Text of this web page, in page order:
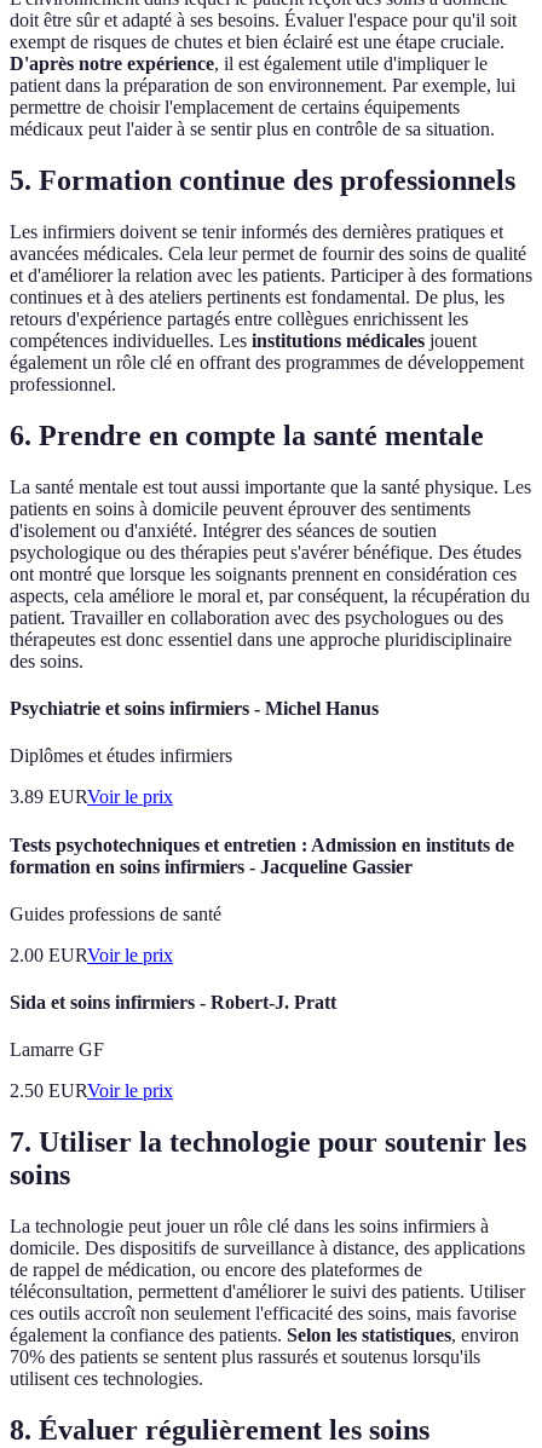
doit être sûr et adapté à ses besoins. Évaluer l'espace pour qu'il soit
exempt de risques de chutes et bien éclairé est une étape cruciale.
D'après notre expérience, il est également utile d'impliquer le
patient dans la préparation de son environnement. Par exemple, lui
permettre de choisir l'emplacement de certains équipements
médicaux peut l'aider à se sentir plus en contrôle de sa situation.
5. Formation continue des professionnels
Les infirmiers doivent se tenir informés des dernières pratiques et
avancées médicales. Cela leur permet de fournir des soins de qualité
et d'améliorer la relation avec les patients. Participer à des formations
continues et à des ateliers pertinents est fondamental. De plus, les
retours d'expérience partagés entre collègues enrichissent les
compétences individuelles. Les institutions médicales jouent
également un rôle clé en offrant des programmes de développement
professionnel.
6. Prendre en compte la santé mentale
La santé mentale est tout aussi importante que la santé physique. Les
patients en soins à domicile peuvent éprouver des sentiments
d'isolement ou d'anxiété. Intégrer des séances de soutien
psychologique ou des thérapies peut s'avérer bénéfique. Des études
ont montré que lorsque les soignants prennent en considération ces
aspects, cela améliore le moral et, par conséquent, la récupération du
patient. Travailler en collaboration avec des psychologues ou des
thérapeutes est donc essentiel dans une approche pluridisciplinaire
des soins.
Psychiatrie et soins infirmiers - Michel Hanus
Diplômes et études infirmiers
3.89 EURVoir le prix
Tests psychotechniques et entretien : Admission en instituts de
formation en soins infirmiers - Jacqueline Gassier
Guides professions de santé
2.00 EURVoir le prix
Sida et soins infirmiers - Robert-J. Pratt
Lamarre GF
2.50 EURVoir le prix
7. Utiliser la technologie pour soutenir les
soins
La technologie peut jouer un rôle clé dans les soins infirmiers à
domicile. Des dispositifs de surveillance à distance, des applications
de rappel de médication, ou encore des plateformes de
téléconsultation, permettent d'améliorer le suivi des patients. Utiliser
ces outils accroît non seulement l'efficacité des soins, mais favorise
également la confiance des patients. Selon les statistiques, environ
70% des patients se sentent plus rassurés et soutenus lorsqu'ils
utilisent ces technologies.
8. Évaluer régulièrement les soins